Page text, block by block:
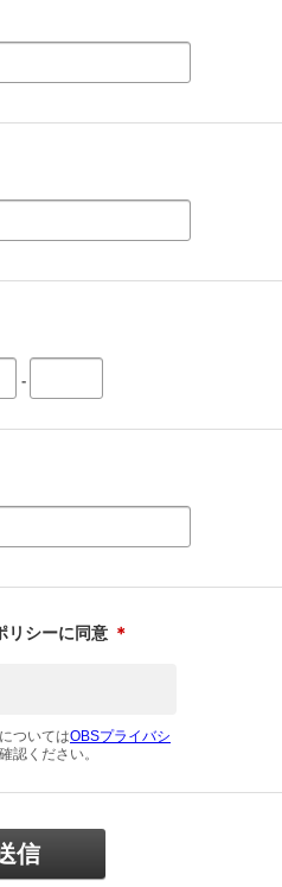
-
リシーに同意 ＊
ついてはOBSプライバシ
認ください。